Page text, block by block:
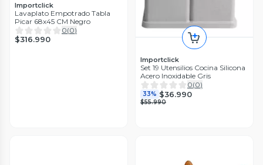
Importclick
Lavaplato Empotrado Tabla
Picar 68x45 CM Negro
0(0)
$316.990
Importclick
Set 19 Utensilios Cocina Silicona
Acero Inoxidable Gris
0(0)
33% $36.990
$55.990